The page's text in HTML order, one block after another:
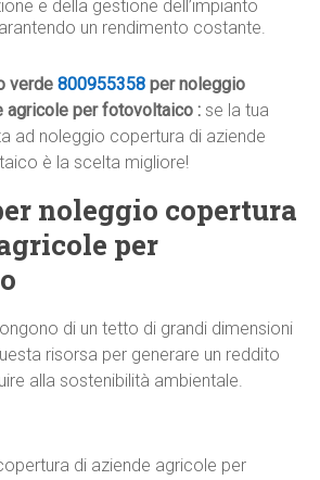
e della gestione dell’impianto
un rendimento costante.
verde800955358 per noleggio
agricole per fotovoltaico : se la tua
ad noleggio copertura di aziende
è la scelta migliore!
noleggio copertura
per
di un tetto di grandi dimensioni
risorsa per generare un reddito
alla sostenibilità ambientale.
di aziende agricole per